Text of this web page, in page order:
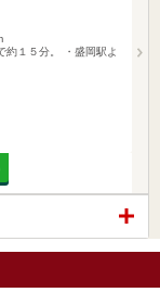
約１５分。 ・盛岡駅よ